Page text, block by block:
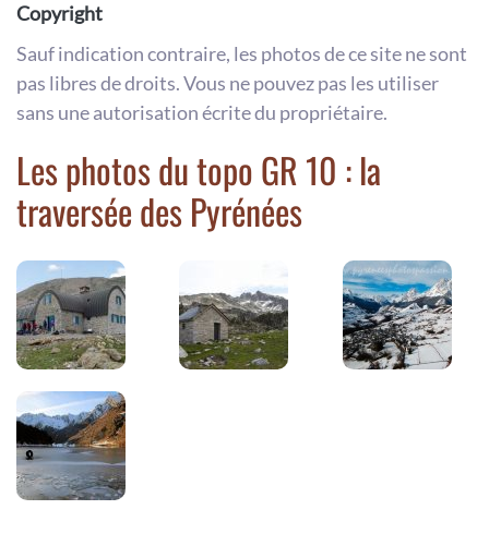
Copyright
Sauf indication contraire, les photos de ce site ne sont
pas libres de droits. Vous ne pouvez pas les utiliser
sans une autorisation écrite du propriétaire.
Les photos du topo GR 10 : la
traversée des Pyrénées